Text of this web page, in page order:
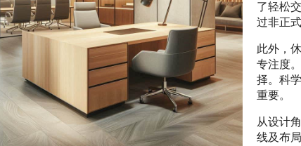
了轻松
过非正
此外，
专注度
择。科
重要。
从设计
线及布